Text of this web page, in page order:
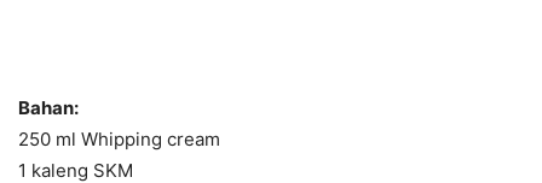
Bahan:
250 ml Whipping cream
1 kaleng SKM